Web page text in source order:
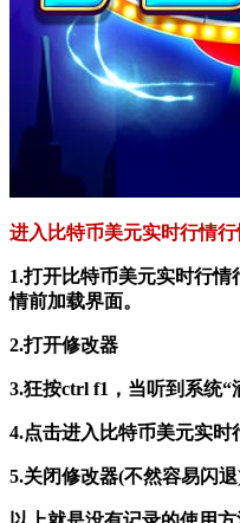
进入比特币美元实时行情
1.打开比特币美元实时行
情前加载界面。
2.打开修改器
3.狂按ctrl f1，当听到系统“
4.点击进入比特币美元实时
5.关闭修改器(不然容易闪